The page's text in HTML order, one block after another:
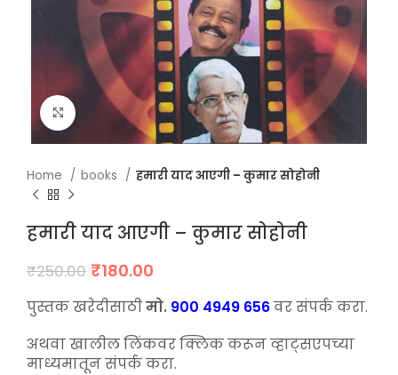
Click to enlarge
Home books हमारी याद आएगी – कुमार सोहोनी
हमारी याद आएगी – कुमार सोहोनी
₹250.00 Original
was:
₹180.00
is:
पुस्तक खरेदीसाठीमो. 900 4949 656वर संपर्क करा.
अथवा खालील लिंकवर क्लिक करून व्हाट्सएपच्या
माध्यमातून संपर्क करा.